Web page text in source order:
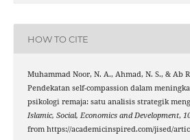
HOW TO CITE
Muhammad Noor, N. A., Ahmad, N. S., & Ab
Pendekatan self-compassion dalam
psikologi remaja: satu analisis strategik
Islamic, Social, Economics and Development,
from https://academicinspired.com/jised/